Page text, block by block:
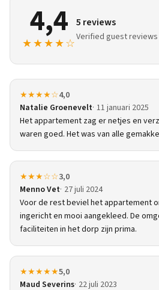
4,4
★★★★☆
5 reviews
Verified guest reviews
★★★★☆4,0
Natalie Groenevelt 11 januari 2025
Het appartement zag er netjes en
waren goed. Het was van alle
★★★☆☆3,0
Menno Vet 27 juli 2024
Voor de rest beviel het appartement
ingericht en mooi aangekleed. De
faciliteiten in het dorp zijn prima.
★★★★★5,0
Maud Severins 22 juli 2023